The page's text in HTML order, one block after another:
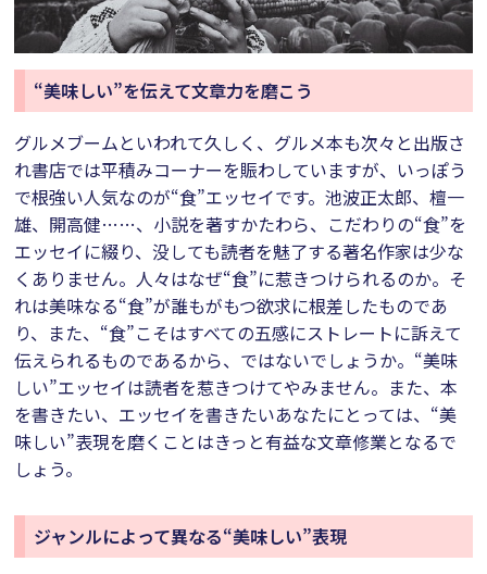
“美味しい”を伝えて文章力を磨こう
グルメブームといわれて久しく、グルメ本も次々と出版さ
れ書店では平積みコーナーを賑わしていますが、いっぽう
で根強い人気なのが“食”エッセイです。池波正太郎、檀一
雄、開高健……、小説を著すかたわら、こだわりの“食”を
エッセイに綴り、没しても読者を魅了する著名作家は少な
くありません。人々はなぜ“食”に惹きつけられるのか。そ
れは美味なる“食”が誰もがもつ欲求に根差したものであ
り、また、“食”こそはすべての五感にストレートに訴えて
伝えられるものであるから、ではないでしょうか。“美味
しい”エッセイは読者を惹きつけてやみません。また、本
を書きたい、エッセイを書きたいあなたにとっては、“美
味しい”表現を磨くことはきっと有益な文章修業となるで
しょう。
ジャンルによって異なる“美味しい”表現